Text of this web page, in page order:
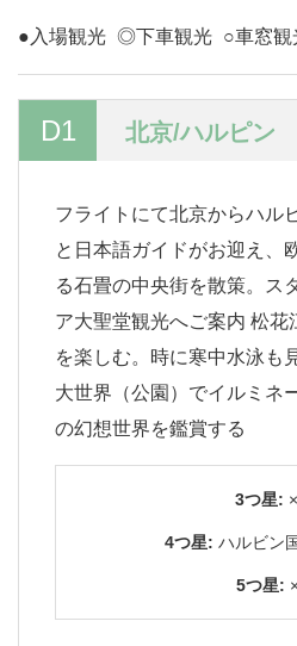
●入場観光 ◎下車観光 ○車窓観
D1 北京/ハルピン
フライトにて北京からハル
と日本語ガイドがお迎え、
る石畳の中央街を散策。ス
ア大聖堂観光へご案内 松花
を楽しむ。時に寒中水泳も
大世界（公園）でイルミネ
の幻想世界を鑑賞する
3つ星: ×
4つ星: ハルビン
5つ星: ×